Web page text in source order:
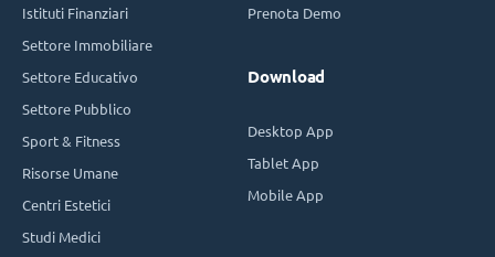
Istituti Finanziari
Settore Immobiliare
Settore Educativo
Settore Pubblico
Sport & Fitness
Risorse Umane
Centri Estetici
Studi Medici
Prenota Demo
Download
Desktop App
Tablet App
Mobile App